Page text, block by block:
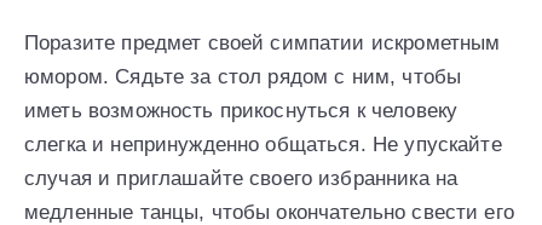
Поразите предмет своей симпатии искрометным
юмором. Сядьте за стол рядом с ним, чтобы
иметь возможность прикоснуться к человеку
слегка и непринужденно общаться. Не упускайте
случая и приглашайте своего избранника на
медленные танцы, чтобы окончательно свести его